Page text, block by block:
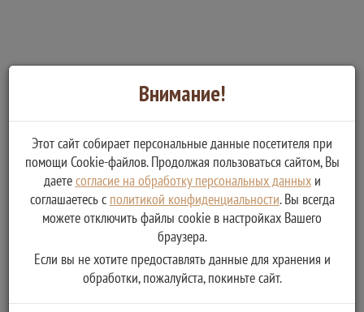
Внимание!
Этот сайт собирает персональные данные посетителя при
помощи Cookie-файлов. Продолжая пользоваться сайтом, Вы
даетесогласие на обработку персональных данныхи
соглашаетесь с политикой конфиденциальности. Вы всегда
можете отключить файлы cookie в настройках Вашего
браузера.
Если вы не хотите предоставлять данные для хранения и
обработки, пожалуйста, покиньте сайт.